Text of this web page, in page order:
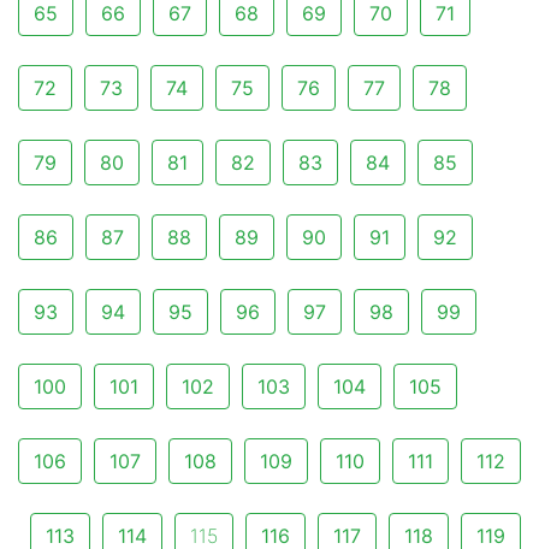
65 66 67 68 69 70 71
72 73 74 75 76 77 78
79 80 81 82 83 84 85
86 87 88 89 90 91 92
93 94 95 96 97 98 99
100 101 102 103 104 105
106 107 108 109 110 111 112
113 114 115 116 117 118 119